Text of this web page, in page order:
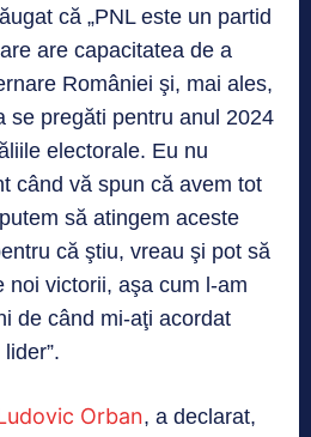
că „PNL este un partid
are capacitatea de a
României şi, mai ales,
se pregăti pentru anul 2024
electorale. Eu nu
când vă spun că avem tot
să atingem aceste
că ştiu, vreau şi pot să
noi victorii, aşa cum l-am
de când mi-aţi acordat
Orban, a declarat,